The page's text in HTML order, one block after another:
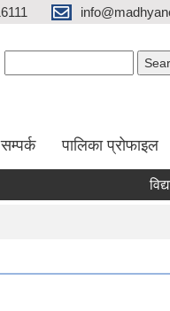
सम्पर्क पालिका प्रोफाइल